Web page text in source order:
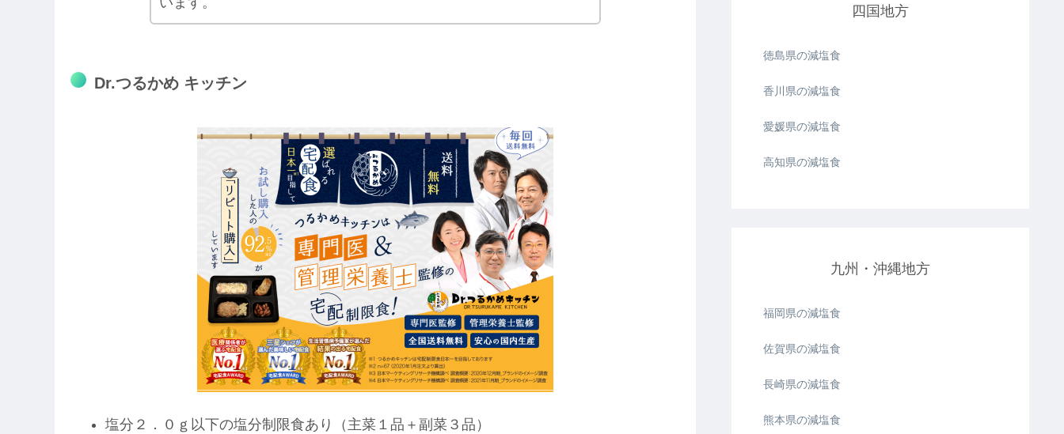
Dr.つるかめ キッチン
塩分２．０ｇ以下の塩分制限食あり（主菜１品＋副菜３品）
四国地方
徳島県の減塩食
香川県の減塩食
愛媛県の減塩食
高知県の減塩食
九州・沖縄地方
福岡県の減塩食
佐賀県の減塩食
長崎県の減塩食
熊本県の減塩食